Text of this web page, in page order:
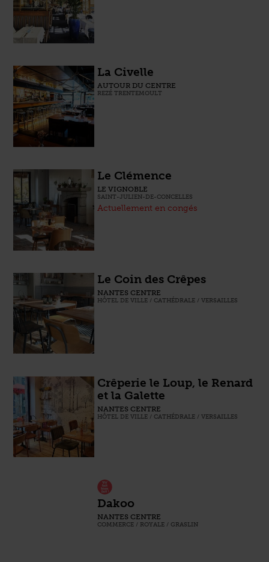
La Civelle
AUTOUR DU CENTRE
REZÉ TRENTEMOULT
Le Clémence
LE VIGNOBLE
SAINT-JULIEN-DE-CONCELLES
Actuellement en congés
Le Coin des Crêpes
NANTES CENTRE
HÔTEL DE VILLE / CATHÉDRALE / VERSAILLES
Crêperie le Loup, le Renard
et la Galette
NANTES CENTRE
HÔTEL DE VILLE / CATHÉDRALE / VERSAILLES
Dakoo
NANTES CENTRE
COMMERCE / ROYALE / GRASLIN